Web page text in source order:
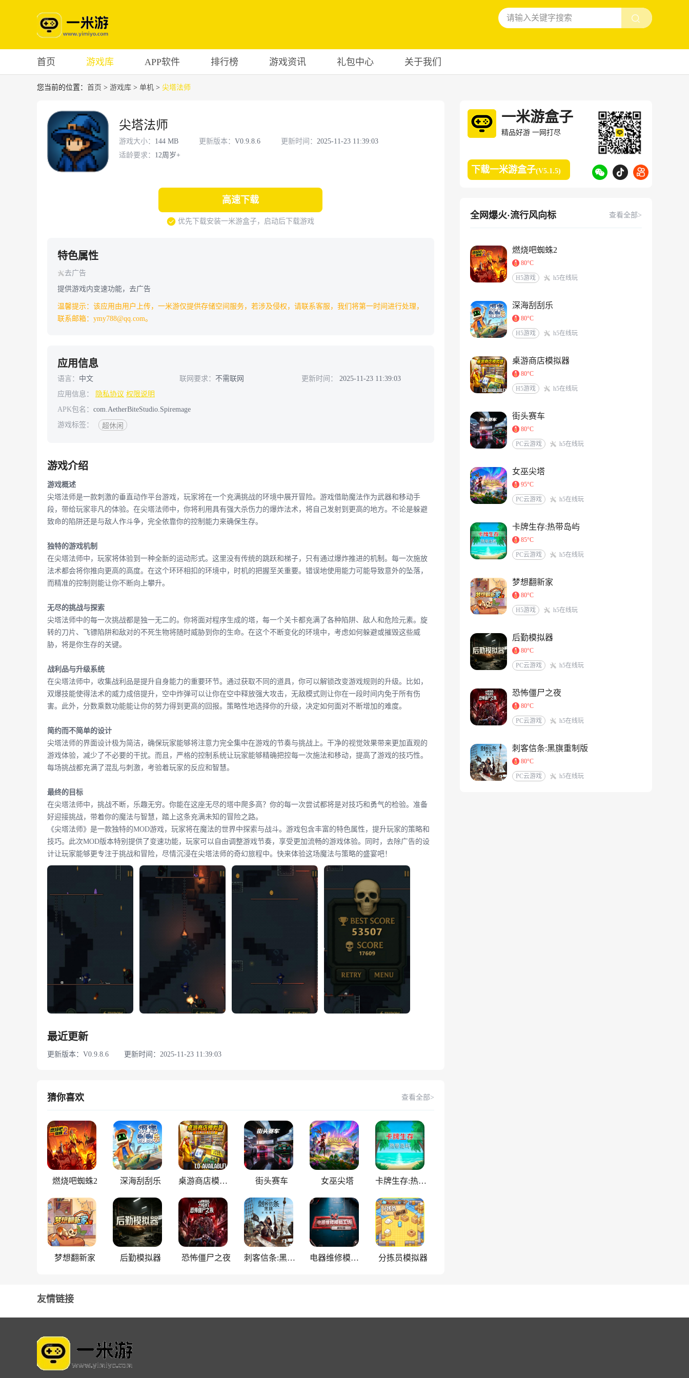
首页 游戏库 APP软件 排行榜 游戏资讯 礼包中心 关于我们
您当前的位置： 首页 > 游戏库 > 单机 > 尖塔法师
尖塔法师
游戏大小： 144 MB 更新版本： V0.9.8.6 更新时间： 2025-11-23 11:39:03
适龄要求： 12周岁+
高速下载
优先下载安装一米游盒子，启动后下载游戏
特色属性
去广告
提供游戏内变速功能，去广告
温馨提示：该应用由用户上传，一米游仅提供存储空间服务，若涉及侵权，请联系客服，我们将第一时间进行处理，
联系邮箱：ymy788@qq.com。
应用信息
语言： 中文 联网要求： 不需联网 更新时间：
2025-11-23 11:39:03
应用信息：
隐私协议 权限说明
APK包名： com.AetherBiteStudio.Spiremage
游戏标签：
超休闲
游戏介绍
游戏概述
尖塔法师是一款刺激的垂直动作平台游戏，玩家将在一个充满挑战的环境中展开冒险。游戏借助魔法作为武器和移动手
段，带给玩家非凡的体验。在尖塔法师中，你将利用具有强大杀伤力的爆炸法术，将自己发射到更高的地方。不论是躲避
致命的陷阱还是与敌人作斗争，完全依靠你的控制能力来确保生存。
独特的游戏机制
在尖塔法师中，玩家将体验到一种全新的运动形式。这里没有传统的跳跃和梯子，只有通过爆炸推进的机制。每一次施放
法术都会将你推向更高的高度。在这个环环相扣的环境中，时机的把握至关重要。错误地使用能力可能导致意外的坠落，
而精准的控制则能让你不断向上攀升。
无尽的挑战与探索
尖塔法师中的每一次挑战都是独一无二的。你将面对程序生成的塔，每一个关卡都充满了各种陷阱、敌人和危险元素。旋
转的刀片、飞镖陷阱和敌对的不死生物将随时威胁到你的生命。在这个不断变化的环境中，考虑如何躲避或摧毁这些威
胁，将是你生存的关键。
战利品与升级系统
在尖塔法师中，收集战利品是提升自身能力的重要环节。通过获取不同的道具，你可以解锁改变游戏规则的升级。比如，
双爆技能使得法术的威力成倍提升，空中炸弹可以让你在空中释放强大攻击，无敌模式则让你在一段时间内免于所有伤
害。此外，分数乘数功能能让你的努力得到更高的回报。策略性地选择你的升级，决定如何面对不断增加的难度。
简约而不简单的设计
尖塔法师的界面设计极为简洁，确保玩家能够将注意力完全集中在游戏的节奏与挑战上。干净的视觉效果带来更加直观的
游戏体验，减少了不必要的干扰。而且，严格的控制系统让玩家能够精确把控每一次施法和移动，提高了游戏的技巧性。
每场挑战都充满了混乱与刺激，考验着玩家的反应和智慧。
最终的目标
在尖塔法师中，挑战不断，乐趣无穷。你能在这座无尽的塔中爬多高？你的每一次尝试都将是对技巧和勇气的检验。准备
好迎接挑战，带着你的魔法与智慧，踏上这条充满未知的冒险之路。
《尖塔法师》是一款独特的MOD游戏，玩家将在魔法的世界中探索与战斗。游戏包含丰富的特色属性，提升玩家的策略和
技巧。此次MOD版本特别提供了变速功能，玩家可以自由调整游戏节奏，享受更加流畅的游戏体验。同时，去除广告的设
计让玩家能够更专注于挑战和冒险，尽情沉浸在尖塔法师的奇幻旅程中。快来体验这场魔法与策略的盛宴吧！
最近更新
更新版本：V0.9.8.6 更新时间：2025-11-23 11:39:03
猜你喜欢 查看全部>
燃烧吧蜘蛛2 深海刮刮乐 桌游商店模拟器 街头赛车 女巫尖塔 卡牌生存:热带岛屿
梦想翻新家 后勤模拟器 恐怖僵尸之夜 刺客信条:黑旗重制版 电器维修模拟工坊 分拣员模拟器
一米游盒子
精品好游 一网打尽
下载一米游盒子(V5.1.5)
全网爆火·流行风向标 查看全部>
燃烧吧蜘蛛2
80°C
H5游戏 h5在线玩
深海刮刮乐
80°C
H5游戏 h5在线玩
桌游商店模拟器
80°C
H5游戏 h5在线玩
街头赛车
80°C
PC云游戏 h5在线玩
女巫尖塔
95°C
PC云游戏 h5在线玩
卡牌生存:热带岛屿
85°C
PC云游戏 h5在线玩
梦想翻新家
80°C
H5游戏 h5在线玩
后勤模拟器
80°C
PC云游戏 h5在线玩
恐怖僵尸之夜
80°C
PC云游戏 h5在线玩
刺客信条:黑旗重制版
80°C
PC云游戏 h5在线玩
友情链接